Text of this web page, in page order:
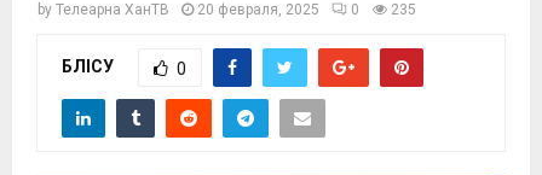
by Телеарна ХанТВ 20 февраля, 2025 0 235
БӨЛІСУ 0